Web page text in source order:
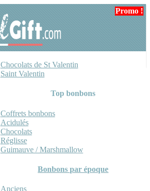
Chocolats de St Valentin
Saint Valentin
Top bonbons
Coffrets bonbons
Acidulés
Chocolats
Réglisse
Guimauve / Marshmallow
Bonbons par époque
Anciens
Promo !